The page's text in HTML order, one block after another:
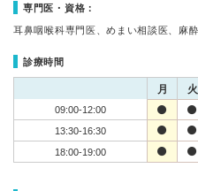
専門医・資格：
耳鼻咽喉科専門医、めまい相談医、麻
診療時間
月 火
09:00-12:00
13:30-16:30
18:00-19:00